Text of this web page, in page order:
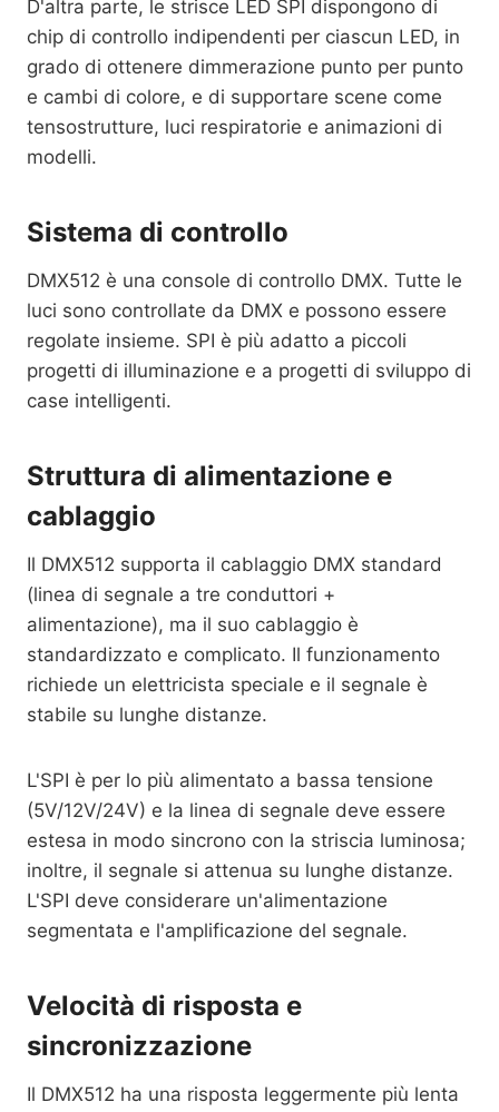
D'altra parte, le strisce LED SPI dispongono di
chip di controllo indipendenti per ciascun LED, in
grado di ottenere dimmerazione punto per punto
e cambi di colore, e di supportare scene come
tensostrutture, luci respiratorie e animazioni di
modelli.
Sistema di controllo
DMX512 è una console di controllo DMX. Tutte le
luci sono controllate da DMX e possono essere
regolate insieme. SPI è più adatto a piccoli
progetti di illuminazione e a progetti di sviluppo di
case intelligenti.
Struttura di alimentazione e
cablaggio
Il DMX512 supporta il cablaggio DMX standard
(linea di segnale a tre conduttori +
alimentazione), ma il suo cablaggio è
standardizzato e complicato. Il funzionamento
richiede un elettricista speciale e il segnale è
stabile su lunghe distanze.
L'SPI è per lo più alimentato a bassa tensione
(5V/12V/24V) e la linea di segnale deve essere
estesa in modo sincrono con la striscia luminosa;
inoltre, il segnale si attenua su lunghe distanze.
L'SPI deve considerare un'alimentazione
segmentata e l'amplificazione del segnale.
Velocità di risposta e
sincronizzazione
Il DMX512 ha una risposta leggermente più lenta